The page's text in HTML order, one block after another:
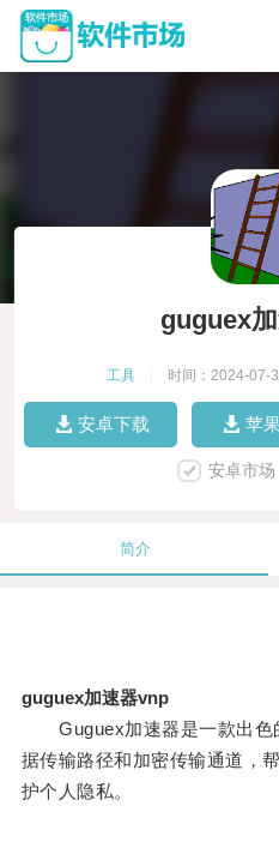
guguex
工具 时间：2024-07-
安卓下载 苹
安卓市
简介
guguex加速器vnp
Guguex加速器是一款出色
据传输路径和加密传输通道，
护个人隐私。